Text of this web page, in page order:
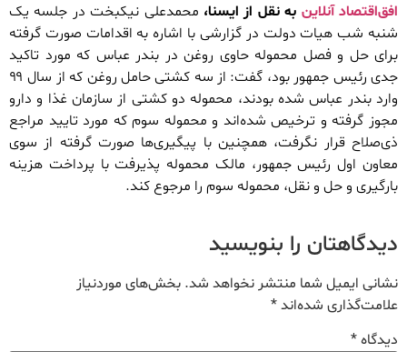
افق‌اقتصاد آنلاین به نقل از ایسنا، محمدعلی نیکبخت در جلسه یک
شنبه شب هیات دولت در گزارشی با اشاره به اقدامات صورت گرفته
برای حل و فصل محموله حاوی روغن در بندر عباس که مورد تاکید
جدی رئیس جمهور بود، گفت: از سه کشتی حامل روغن که از سال ۹۹
وارد بندر عباس شده بودند، محموله دو کشتی از سازمان غذا و دارو
مجوز گرفته و ترخیص شده‌اند و محموله سوم که مورد تایید مراجع
ذی‌صلاح قرار نگرفت، همچنین با پیگیری‌ها صورت گرفته از سوی
معاون اول رئیس جمهور،‌ مالک محموله پذیرفت با پرداخت هزینه
بارگیری و حل و نقل، محموله سوم را مرجوع کند.
دیدگاهتان را بنویسید
نشانی ایمیل شما منتشر نخواهد شد. بخش‌های موردنیاز
علامت‌گذاری شده‌اند*
دیدگاه*